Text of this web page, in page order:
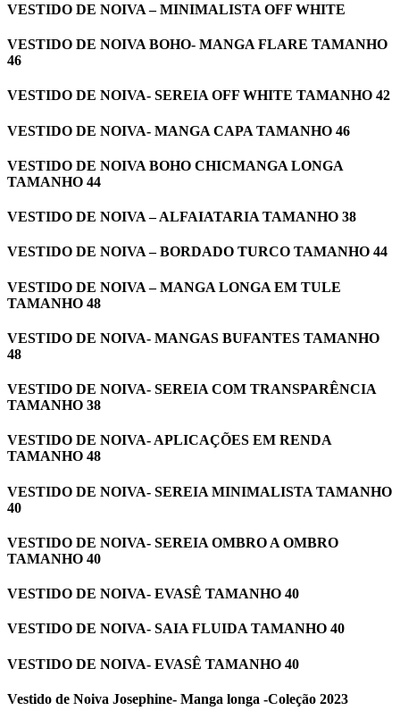
VESTIDO DE NOIVA – MINIMALISTA OFF WHITE
VESTIDO DE NOIVA BOHO- MANGA FLARE TAMANHO
46
VESTIDO DE NOIVA- SEREIA OFF WHITE TAMANHO 42
VESTIDO DE NOIVA- MANGA CAPA TAMANHO 46
VESTIDO DE NOIVA BOHO CHICMANGA LONGA
TAMANHO 44
VESTIDO DE NOIVA – ALFAIATARIA TAMANHO 38
VESTIDO DE NOIVA – BORDADO TURCO TAMANHO 44
VESTIDO DE NOIVA – MANGA LONGA EM TULE
TAMANHO 48
VESTIDO DE NOIVA- MANGAS BUFANTES TAMANHO
48
VESTIDO DE NOIVA- SEREIA COM TRANSPARÊNCIA
TAMANHO 38
VESTIDO DE NOIVA- APLICAÇÕES EM RENDA
TAMANHO 48
VESTIDO DE NOIVA- SEREIA MINIMALISTA TAMANHO
40
VESTIDO DE NOIVA- SEREIA OMBRO A OMBRO
TAMANHO 40
VESTIDO DE NOIVA- EVASÊ TAMANHO 40
VESTIDO DE NOIVA- SAIA FLUIDA TAMANHO 40
VESTIDO DE NOIVA- EVASÊ TAMANHO 40
Vestido de Noiva Josephine- Manga longa -Coleção 2023